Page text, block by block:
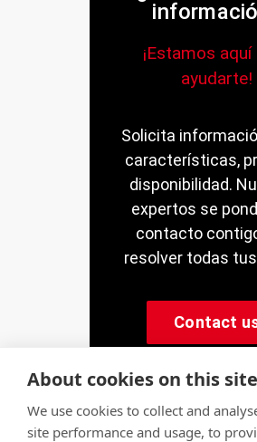
¡Estamos
ayudarte!
Solicita
características,
disponibilidad.
expertos se
contacto
resolver todas
Contact
© Servitec S.A.
About cookies on this site
We use cookies to collect and
site performance and usage, to